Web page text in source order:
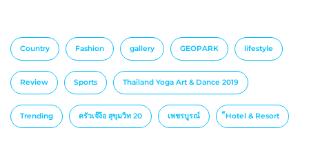
Country Fashion gallery GEOPARK lifestyle
Review Sports Thailand Yoga Art & Dance 2019
Trending ครัวเจ๊ง้อ สุขุมวิท 20 เพชรบูรณ์ ็Hotel & Resort